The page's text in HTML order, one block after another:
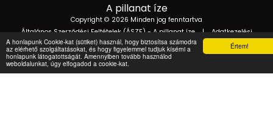
Értem!
A honlapunk Cookie-kat (sütiket) használ, hogy biztosítsa számodra
az elérhető szolgáltatásokat, és hogy figyelemmel tudjuk kísérni a
honlapunk látogatottságát. Amennyiben tovább használod
weboldalunkat, úgy elfogadod a cookie-kat.
A pillanat íze
Copyright © 2026 Minden jog fenntartva
Általános Szerződési Feltételek (ÁSZF) - A pillanat íze| Adatkezelési
tájékoztató